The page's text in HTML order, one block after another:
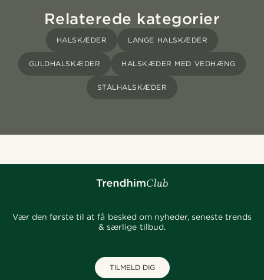
Relaterede kategorier
HALSKÆDER LANGE HALSKÆDER
GULDHALSKÆDER HALSKÆDER MED VEDHÆNG
STÅLHALSKÆDER
Vær den første til at få besked om nyheder, seneste trends
& særlige tilbud.
TILMELD DIG